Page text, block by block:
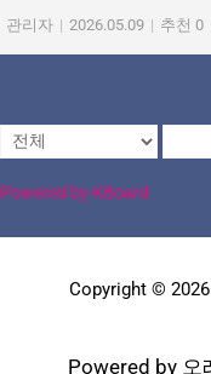
관리자 | 2026.05.09 | 추천 0
Powered by KBoard
Copyright ©
Powered by 오